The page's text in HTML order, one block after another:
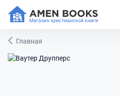
Главная